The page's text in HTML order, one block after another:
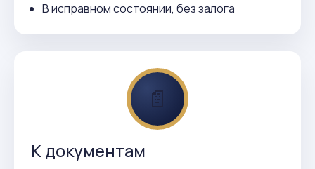
В исправном состоянии, без залога
📄
К документам